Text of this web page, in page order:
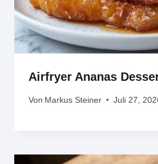
Airfryer Ananas
Von Markus Steiner Juli 27,